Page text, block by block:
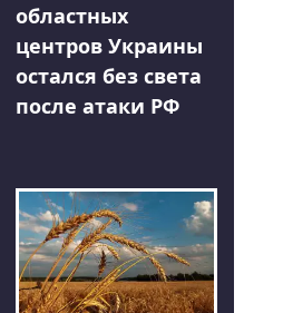
областных
центров Украины
остался без света
после атаки РФ